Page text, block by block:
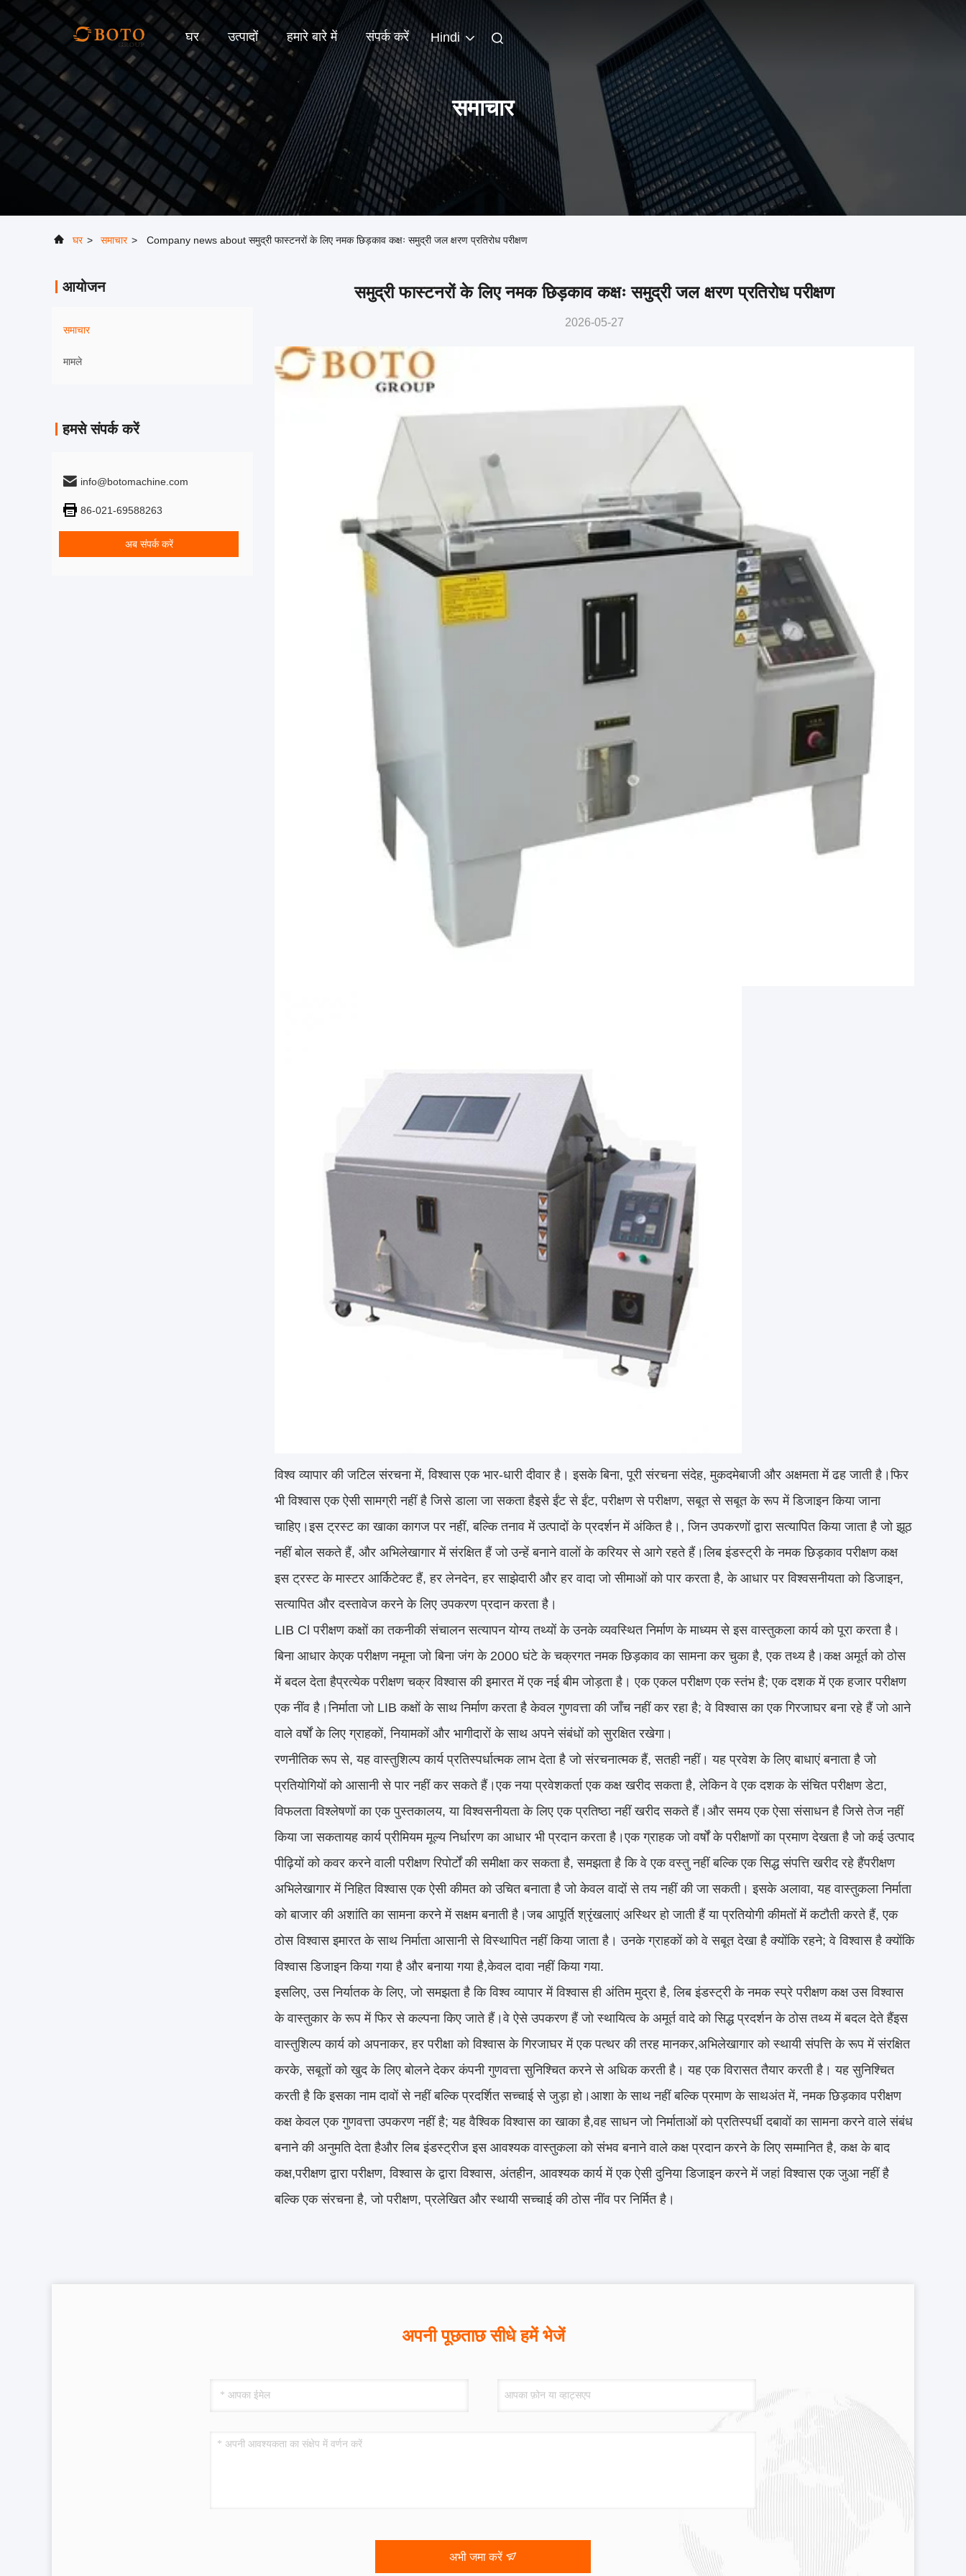
घर उत्पादों हमारे बारे में संपर्क करें Hindi
समाचार
घर > समाचार > Company news about समुद्री फास्टनरों के लिए नमक छिड़काव कक्षः समुद्री जल क्षरण प्रतिरोध परीक्षण
आयोजन
समाचार
मामले
हमसे संपर्क करें
info@botomachine.com
86-021-69588263
अब संपर्क करें
समुद्री फास्टनरों के लिए नमक छिड़काव कक्षः समुद्री जल क्षरण प्रतिरोध परीक्षण
2026-05-27
विश्व व्यापार की जटिल संरचना में, विश्वास एक भार-धारी दीवार है। इसके बिना, पूरी संरचना संदेह, मुकदमेबाजी और अक्षमता में ढह जाती है।फिर
भी विश्वास एक ऐसी सामग्री नहीं है जिसे डाला जा सकता हैइसे ईंट से ईंट, परीक्षण से परीक्षण, सबूत से सबूत के रूप में डिजाइन किया जाना
चाहिए।इस ट्रस्ट का खाका कागज पर नहीं, बल्कि तनाव में उत्पादों के प्रदर्शन में अंकित है।, जिन उपकरणों द्वारा सत्यापित किया जाता है जो झूठ
नहीं बोल सकते हैं, और अभिलेखागार में संरक्षित हैं जो उन्हें बनाने वालों के करियर से आगे रहते हैं।लिब इंडस्ट्री के नमक छिड़काव परीक्षण कक्ष
इस ट्रस्ट के मास्टर आर्किटेक्ट हैं, हर लेनदेन, हर साझेदारी और हर वादा जो सीमाओं को पार करता है, के आधार पर विश्वसनीयता को डिजाइन,
सत्यापित और दस्तावेज करने के लिए उपकरण प्रदान करता है।
LIB Cl परीक्षण कक्षों का तकनीकी संचालन सत्यापन योग्य तथ्यों के उनके व्यवस्थित निर्माण के माध्यम से इस वास्तुकला कार्य को पूरा करता है।
बिना आधार केएक परीक्षण नमूना जो बिना जंग के 2000 घंटे के चक्रगत नमक छिड़काव का सामना कर चुका है, एक तथ्य है।कक्ष अमूर्त को ठोस
में बदल देता हैप्रत्येक परीक्षण चक्र विश्वास की इमारत में एक नई बीम जोड़ता है। एक एकल परीक्षण एक स्तंभ है; एक दशक में एक हजार परीक्षण
एक नींव है।निर्माता जो LIB कक्षों के साथ निर्माण करता है केवल गुणवत्ता की जाँच नहीं कर रहा है; वे विश्वास का एक गिरजाघर बना रहे हैं जो आने
वाले वर्षों के लिए ग्राहकों, नियामकों और भागीदारों के साथ अपने संबंधों को सुरक्षित रखेगा।
रणनीतिक रूप से, यह वास्तुशिल्प कार्य प्रतिस्पर्धात्मक लाभ देता है जो संरचनात्मक हैं, सतही नहीं। यह प्रवेश के लिए बाधाएं बनाता है जो
प्रतियोगियों को आसानी से पार नहीं कर सकते हैं।एक नया प्रवेशकर्ता एक कक्ष खरीद सकता है, लेकिन वे एक दशक के संचित परीक्षण डेटा,
विफलता विश्लेषणों का एक पुस्तकालय, या विश्वसनीयता के लिए एक प्रतिष्ठा नहीं खरीद सकते हैं।और समय एक ऐसा संसाधन है जिसे तेज नहीं
किया जा सकतायह कार्य प्रीमियम मूल्य निर्धारण का आधार भी प्रदान करता है।एक ग्राहक जो वर्षों के परीक्षणों का प्रमाण देखता है जो कई उत्पाद
पीढ़ियों को कवर करने वाली परीक्षण रिपोर्टों की समीक्षा कर सकता है, समझता है कि वे एक वस्तु नहीं बल्कि एक सिद्ध संपत्ति खरीद रहे हैंपरीक्षण
अभिलेखागार में निहित विश्वास एक ऐसी कीमत को उचित बनाता है जो केवल वादों से तय नहीं की जा सकती। इसके अलावा, यह वास्तुकला निर्माता
को बाजार की अशांति का सामना करने में सक्षम बनाती है।जब आपूर्ति श्रृंखलाएं अस्थिर हो जाती हैं या प्रतियोगी कीमतों में कटौती करते हैं, एक
ठोस विश्वास इमारत के साथ निर्माता आसानी से विस्थापित नहीं किया जाता है। उनके ग्राहकों को वे सबूत देखा है क्योंकि रहने; वे विश्वास है क्योंकि
विश्वास डिजाइन किया गया है और बनाया गया है,केवल दावा नहीं किया गया.
इसलिए, उस निर्यातक के लिए, जो समझता है कि विश्व व्यापार में विश्वास ही अंतिम मुद्रा है, लिब इंडस्ट्री के नमक स्प्रे परीक्षण कक्ष उस विश्वास
के वास्तुकार के रूप में फिर से कल्पना किए जाते हैं।वे ऐसे उपकरण हैं जो स्थायित्व के अमूर्त वादे को सिद्ध प्रदर्शन के ठोस तथ्य में बदल देते हैंइस
वास्तुशिल्प कार्य को अपनाकर, हर परीक्षा को विश्वास के गिरजाघर में एक पत्थर की तरह मानकर,अभिलेखागार को स्थायी संपत्ति के रूप में संरक्षित
करके, सबूतों को खुद के लिए बोलने देकर कंपनी गुणवत्ता सुनिश्चित करने से अधिक करती है। यह एक विरासत तैयार करती है। यह सुनिश्चित
करती है कि इसका नाम दावों से नहीं बल्कि प्रदर्शित सच्चाई से जुड़ा हो।आशा के साथ नहीं बल्कि प्रमाण के साथअंत में, नमक छिड़काव परीक्षण
कक्ष केवल एक गुणवत्ता उपकरण नहीं है; यह वैश्विक विश्वास का खाका है,वह साधन जो निर्माताओं को प्रतिस्पर्धी दबावों का सामना करने वाले संबंध
बनाने की अनुमति देता हैऔर लिब इंडस्ट्रीज इस आवश्यक वास्तुकला को संभव बनाने वाले कक्ष प्रदान करने के लिए सम्मानित है, कक्ष के बाद
कक्ष,परीक्षण द्वारा परीक्षण, विश्वास के द्वारा विश्वास, अंतहीन, आवश्यक कार्य में एक ऐसी दुनिया डिजाइन करने में जहां विश्वास एक जुआ नहीं है
बल्कि एक संरचना है, जो परीक्षण, प्रलेखित और स्थायी सच्चाई की ठोस नींव पर निर्मित है।
अपनी पूछताछ सीधे हमें भेजें
अभी जमा करें